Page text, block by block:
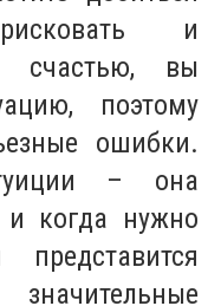
и
счастью, вы
поэтому
ошибки.
– она
и когда нужно